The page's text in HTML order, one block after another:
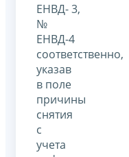
ЕНВД- 3,
№
ЕНВД-4
соответственно,
указав
в поле
причины
снятия
с
учета